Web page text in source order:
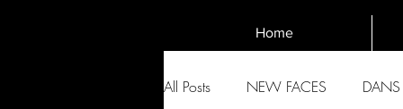
Home
All Posts NEW FACES